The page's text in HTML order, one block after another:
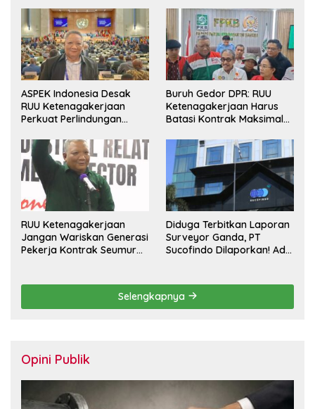
ASPEK Indonesia Desak
RUU Ketenagakerjaan
Perkuat Perlindungan
Pesangon
Buruh Gedor DPR: RUU
Ketenagakerjaan Harus
Batasi Kontrak Maksimal
Berbasis KHL
RUU Ketenagakerjaan
Jangan Wariskan Generasi
Pekerja Kontrak Seumur
Diduga Terbitkan Laporan
Surveyor Ganda, PT
Sucofindo Dilaporkan! Ada
Selengkapnya
Opini Publik